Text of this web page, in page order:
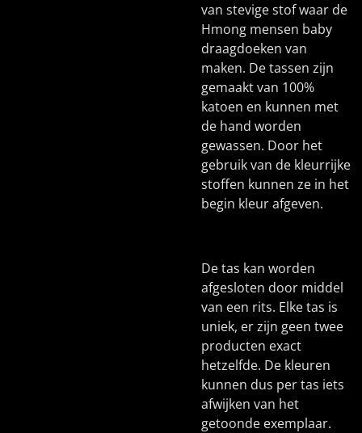
van stevige stof waar de
Hmong mensen baby
draagdoeken van
maken. De tassen zijn
gemaakt van 100%
katoen en kunnen met
de hand worden
gewassen. Door het
gebruik van de kleurrijke
stoffen kunnen ze in het
begin kleur afgeven.
De tas kan worden
afgesloten door middel
van een rits. Elke tas is
uniek, er zijn geen twee
producten exact
hetzelfde. De kleuren
kunnen dus per tas iets
afwijken van het
getoonde exemplaar.